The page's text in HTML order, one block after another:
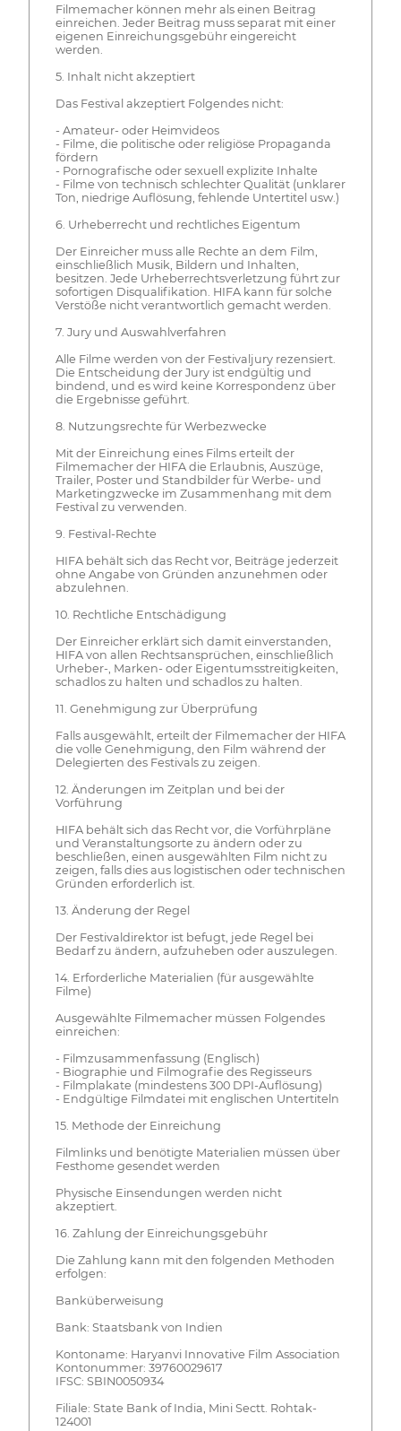
Filmemacher können mehr als einen Beitrag
einreichen. Jeder Beitrag muss separat mit einer
eigenen Einreichungsgebühr eingereicht
werden.
5. Inhalt nicht akzeptiert
Das Festival akzeptiert Folgendes nicht:
- Amateur- oder Heimvideos
- Filme, die politische oder religiöse Propaganda
fördern
- Pornografische oder sexuell explizite Inhalte
- Filme von technisch schlechter Qualität (unklarer
Ton, niedrige Auflösung, fehlende Untertitel usw.)
6. Urheberrecht und rechtliches Eigentum
Der Einreicher muss alle Rechte an dem Film,
einschließlich Musik, Bildern und Inhalten,
besitzen. Jede Urheberrechtsverletzung führt zur
sofortigen Disqualifikation. HIFA kann für solche
Verstöße nicht verantwortlich gemacht werden.
7. Jury und Auswahlverfahren
Alle Filme werden von der Festivaljury rezensiert.
Die Entscheidung der Jury ist endgültig und
bindend, und es wird keine Korrespondenz über
die Ergebnisse geführt.
8. Nutzungsrechte für Werbezwecke
Mit der Einreichung eines Films erteilt der
Filmemacher der HIFA die Erlaubnis, Auszüge,
Trailer, Poster und Standbilder für Werbe- und
Marketingzwecke im Zusammenhang mit dem
Festival zu verwenden.
9. Festival-Rechte
HIFA behält sich das Recht vor, Beiträge jederzeit
ohne Angabe von Gründen anzunehmen oder
abzulehnen.
10. Rechtliche Entschädigung
Der Einreicher erklärt sich damit einverstanden,
HIFA von allen Rechtsansprüchen, einschließlich
Urheber-, Marken- oder Eigentumsstreitigkeiten,
schadlos zu halten und schadlos zu halten.
11. Genehmigung zur Überprüfung
Falls ausgewählt, erteilt der Filmemacher der HIFA
die volle Genehmigung, den Film während der
Delegierten des Festivals zu zeigen.
12. Änderungen im Zeitplan und bei der
Vorführung
HIFA behält sich das Recht vor, die Vorführpläne
und Veranstaltungsorte zu ändern oder zu
beschließen, einen ausgewählten Film nicht zu
zeigen, falls dies aus logistischen oder technischen
Gründen erforderlich ist.
13. Änderung der Regel
Der Festivaldirektor ist befugt, jede Regel bei
Bedarf zu ändern, aufzuheben oder auszulegen.
14. Erforderliche Materialien (für ausgewählte
Filme)
Ausgewählte Filmemacher müssen Folgendes
einreichen:
- Filmzusammenfassung (Englisch)
- Biographie und Filmografie des Regisseurs
- Filmplakate (mindestens 300 DPI-Auflösung)
- Endgültige Filmdatei mit englischen Untertiteln
15. Methode der Einreichung
Filmlinks und benötigte Materialien müssen über
Festhome gesendet werden
Physische Einsendungen werden nicht
akzeptiert.
16. Zahlung der Einreichungsgebühr
Die Zahlung kann mit den folgenden Methoden
erfolgen:
Banküberweisung
Bank: Staatsbank von Indien
Kontoname: Haryanvi Innovative Film Association
Kontonummer: 39760029617
IFSC: SBIN0050934
Filiale: State Bank of India, Mini Sectt. Rohtak-
124001